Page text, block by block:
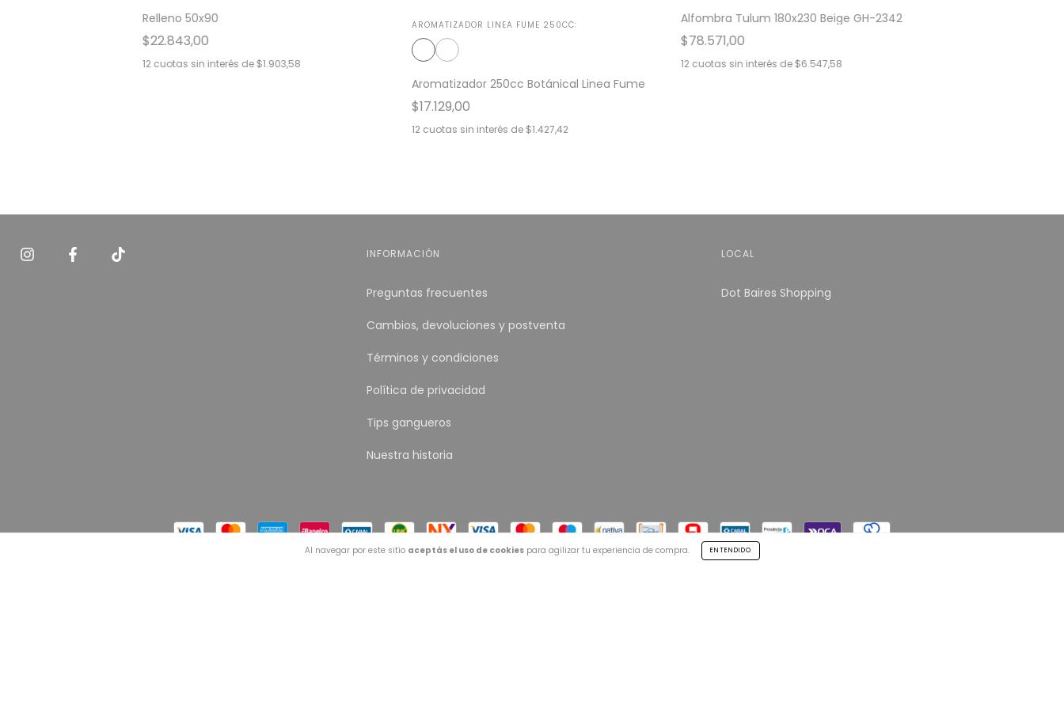
Al navegar por este sitio aceptás el uso de cookiespara agilizar tu experiencia de compra. ENTENDIDO
Relleno 50x90
$22.843,00
12 cuotas sin interés de$1.903,58
AROMATIZADOR LINEA FUME 250CC:
Aromatizador 250cc Botánical Linea Fume
$17.129,00
12 cuotas sin interés de $1.427,42
Alfombra Tulum 180x230 Beige GH-2342
$78.571,00
12 cuotas sin interés de$6.547,58
INFORMACIÓN
Preguntas frecuentes
Cambios, devoluciones y postventa
Términos y condiciones
Política de privacidad
Tips gangueros
Nuestra historia
LOCAL
Dot Baires Shopping